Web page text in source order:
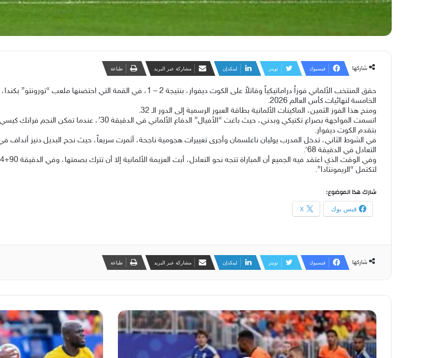
شاركها فيسبوك تويتر لينكدإن مشاركة عبر البريد طباعة
حقق المنتخب الألماني فوزاً دراماتيكياً وقاتلاً على الكوت ديفوار، بنتيجة 2 – 1، في
الخامسة لنهائيات كأس العالم 2026.
ومنح هذا الفوز الثمين، الماكينات الألمانية بطاقة العبور الرسمية إلى الدور الـ 32.
اتسمت المواجهة بصراع تكتيكي وبدني، حيث باغت “الأفيال” الدفاع
بتقدم الكوت ديفوار.
في الشوط الثاني، تدخل المدرب يوليان ناغلسمان وأجرى تغييرات هجومية ناجحة، أثمرت سريعاً، حيث نجح البديل دنيز أنداف
التعادل في الدقيقة 68′.
لتكتمل “الريمونتادا”.
شارك هذا الموضوع:
فيس بوك X
شاركها فيسبوك تويتر لينكدإن مشاركة عبر البريد طباعة